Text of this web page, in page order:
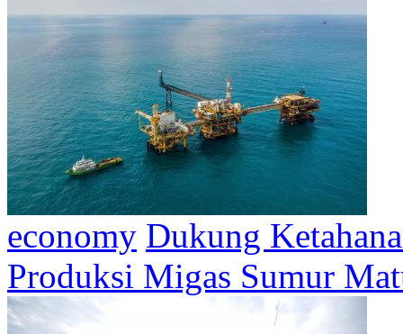
economy Dukung
Produksi Migas Sumur